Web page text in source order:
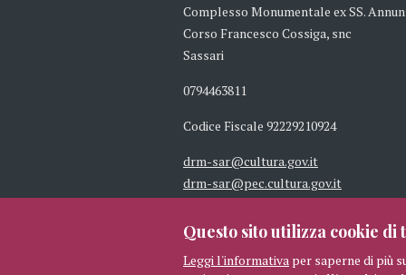
Complesso Monumentale ex SS.
Corso Francesco Cossiga, snc
Sassari
0794463811
Codice Fiscale 92229210924
drm-sar@cultura.gov.it
drm-sar@pec.cultura.gov.it
Questo sito utilizza cookie
Leggi l'informativa per saperne di più